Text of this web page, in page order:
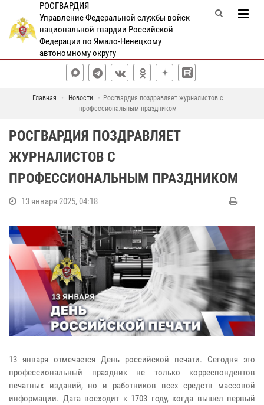
РОСГВАРДИЯ
Управление Федеральной службы войск
национальной гвардии Российской
Федерации по Ямало-Ненецкому
автономному округу
Главная Новости
Росгвардия поздравляет журналистов с
профессиональным праздником
РОСГВАРДИЯ ПОЗДРАВЛЯЕТ
ЖУРНАЛИСТОВ С
ПРОФЕССИОНАЛЬНЫМ ПРАЗДНИКОМ
13 января 2025, 04:18
13 января отмечается День российской печати. Сегодня это
профессиональный праздник не только корреспондентов
печатных изданий, но и работников всех средств массовой
информации. Дата восходит к 1703 году, когда вышел первый